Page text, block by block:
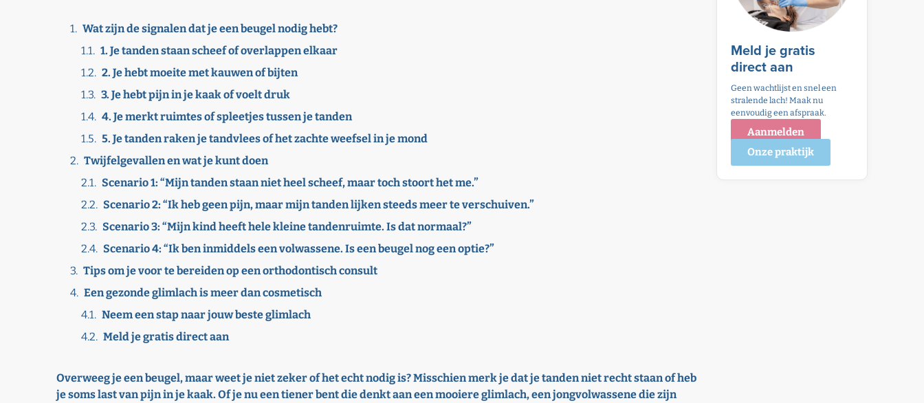
Wat zijn de signalen dat je een beugel nodig hebt?
1. Je tanden staan scheef of overlappen elkaar
2. Je hebt moeite met kauwen of bijten
3. Je hebt pijn in je kaak of voelt druk
4. Je merkt ruimtes of spleetjes tussen je tanden
5. Je tanden raken je tandvlees of het zachte weefsel in je mond
Twijfelgevallen en wat je kunt doen
Scenario 1: “Mijn tanden staan niet heel scheef, maar toch stoort het me.”
Scenario 2: “Ik heb geen pijn, maar mijn tanden lijken steeds meer te verschuiven.”
Scenario 3: “Mijn kind heeft hele kleine tandenruimte. Is dat normaal?”
Scenario 4: “Ik ben inmiddels een volwassene. Is een beugel nog een optie?”
Tips om je voor te bereiden op een orthodontisch consult
Een gezonde glimlach is meer dan cosmetisch
Neem een stap naar jouw beste glimlach
Meld je gratis direct aan
Overweeg je een beugel, maar weet je niet zeker of het echt nodig is? Misschien merk je dat je tanden niet recht staan of heb
je soms last van pijn in je kaak. Of je nu een tiener bent die denkt aan een mooiere glimlach, een jongvolwassene die zijn
Meld je gratis
direct aan
Geen wachtlijst en snel een
stralende lach! Maak nu
eenvoudig een afspraak.
Aanmelden
Onze praktijk